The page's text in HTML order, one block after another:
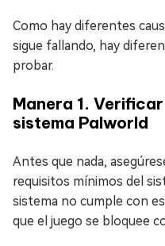
Como hay diferentes
sigue fallando, hay
probar.
Manera 1.
sistema Palworld
Antes que nada,
requisitos mínimos del
sistema no cumple con
que el juego se bloquee